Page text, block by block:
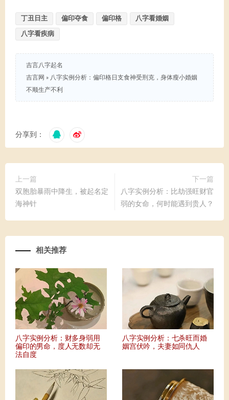
丁丑日主 偏印夺食 偏印格 八字看婚姻
八字看疾病
吉言八字起名
吉言网 » 八字实例分析：偏印格日支食神受刑克，身体瘦小婚姻
不顺生产不利
分享到：
上一篇
双胞胎暴雨中降生，被起名定
海神针
下一篇
八字实例分析：比劫强旺财官
弱的女命，何时能遇到贵人？
相关推荐
八字实例分析：财多身弱用
偏印的男命，度人无数却无
法自度
八字实例分析：七杀旺而婚
姻宫伏吟，夫妻如同仇人